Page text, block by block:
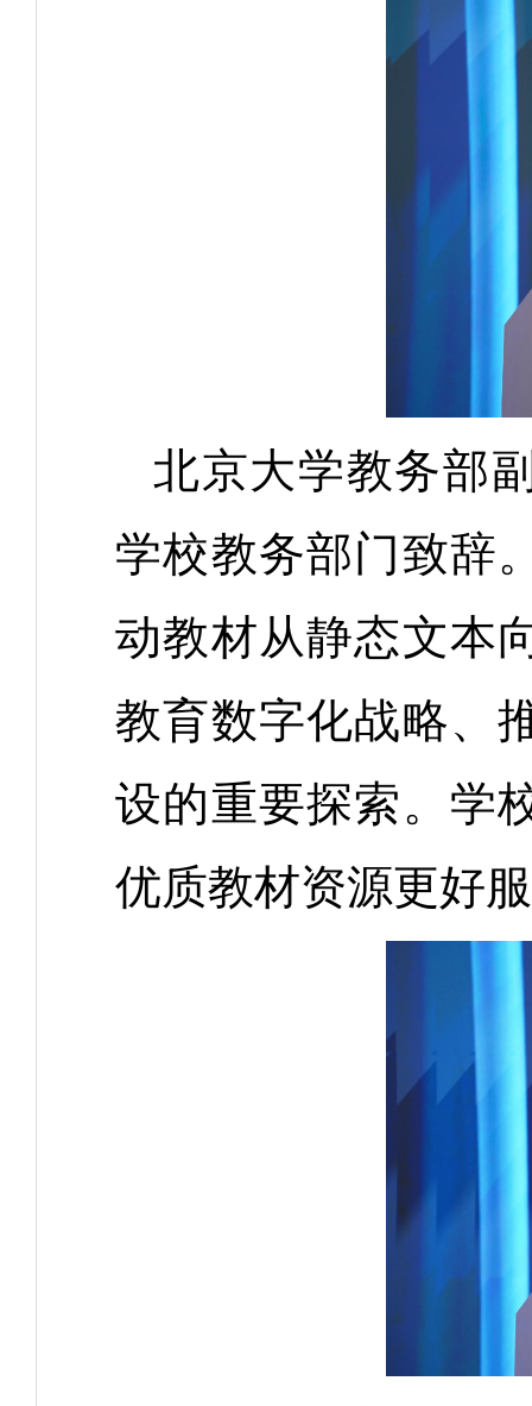
北京大学教务部
学校教务部门致辞
动教材从静态文本
教育数字化战略、
设的重要探索。学
优质教材资源更好